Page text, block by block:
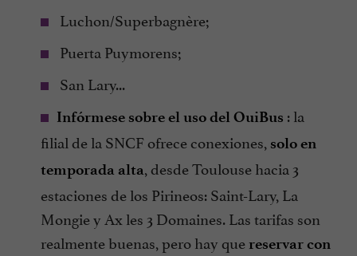
Luchon/Superbagnère;
Puerta Puymorens;
San Lary...
Infórmese sobre el uso del OuiBus : la
filial de la SNCF ofrece conexiones, solo en
temporada alta, desde Toulouse hacia 3
estaciones de los Pirineos: Saint-Lary, La
Mongie y Ax les 3 Domaines. Las tarifas son
realmente buenas, pero hay que reservar con